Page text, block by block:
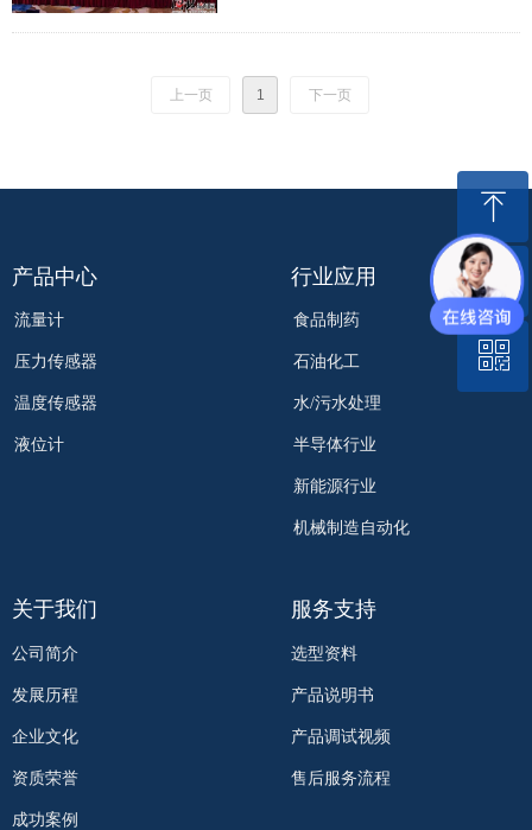
州区政府已于2月26日举行北京·廊坊北
香河县人民政府组织参加了北京·廊坊北
三县项目推介洽谈会。
上一页 1 下一页
产品中心
流量计
压力传感器
温度传感器
液位计
行业应用
食品制药
石油化工
水/污水处理
半导体行业
新能源行业
机械制造自动化
关于我们
公司简介
发展历程
企业文化
资质荣誉
成功案例
服务支持
选型资料
产品说明书
产品调试视频
售后服务流程
ꁸ
回到顶部
ꂅ
400-801-8633
ꀥ